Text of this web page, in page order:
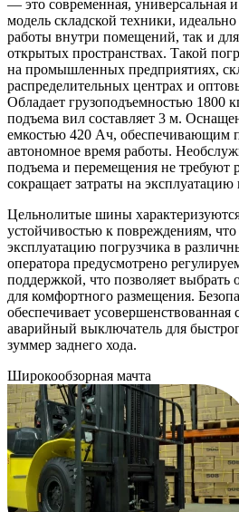
— это современная, универсальная
модель складской техники,
работы внутри помещений, так и
открытых пространствах. Такой
на промышленных предприятиях,
распределительных центрах и
Обладает грузоподъемностью 1800
подъема вил составляет 3 м.
емкостью 420 Ач, обеспечивающим
автономное время работы.
подъема и перемещения не требуют
сокращает затраты на
Цельнолитые шины
устойчивостью к повреждениям,
эксплуатацию погрузчика в
оператора предусмотрено
поддержкой, что позволяет
для комфортного размещения.
обеспечивает усовершенствованная
аварийный выключатель для
зуммер заднего хода.
Широкообзорная мачта